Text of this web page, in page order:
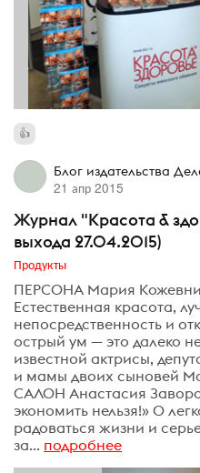
Блог издательства
21 апр 2015
Журнал "Красота &
выхода 27.04.2015)
Продукты
ПЕРСОНА Мария
Естественная красота,
непосредственность и
острый ум — это далеко
известной актрисы,
и мамы двоих сыновей
САЛОН Анастасия
экономить нельзя!» О
радоваться жизни и
за... подробнее